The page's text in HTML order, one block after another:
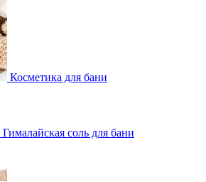
Косметика для бани
Гималайская соль для бани